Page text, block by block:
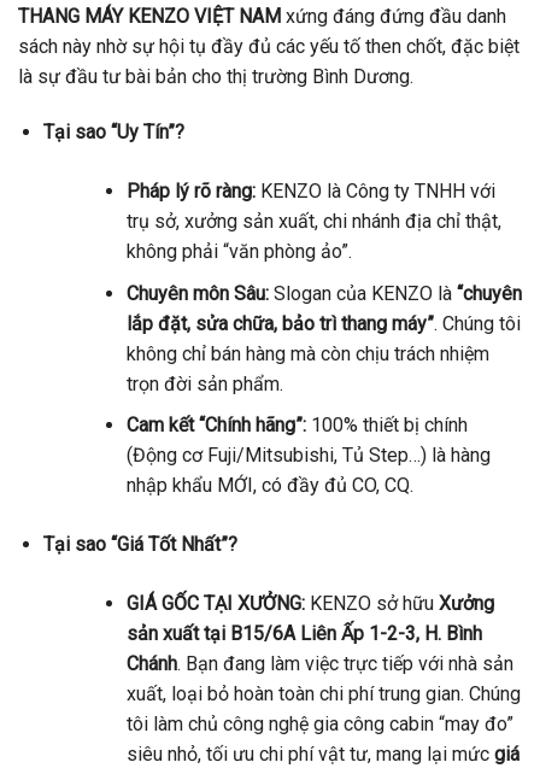
THANG MÁY KENZO VIỆT NAM xứng đáng đứng đầu danh
sách này nhờ sự hội tụ đầy đủ các yếu tố then chốt, đặc biệt
là sự đầu tư bài bản cho thị trường Bình Dương.
Tại sao “Uy Tín”?
Pháp lý rõ ràng:KENZO là Công ty TNHH với
trụ sở, xưởng sản xuất, chi nhánh địa chỉ thật,
không phải “văn phòng ảo”.
Chuyên môn Sâu:Slogan của KENZO là “chuyên
lắp đặt, sửa chữa, bảo trì thang máy”. Chúng tôi
không chỉ bán hàng mà còn chịu trách nhiệm
trọn đời sản phẩm.
Cam kết “Chính hãng”:100% thiết bị chính
(Động cơ Fuji/Mitsubishi, Tủ Step…) là hàng
nhập khẩu MỚI, có đầy đủ CO, CQ.
Tại sao “Giá Tốt Nhất”?
GIÁ GỐC TẠI XƯỞNG:KENZO sở hữu Xưởng
sản xuất tại B15/6A Liên Ấp 1-2-3, H. Bình
Chánh. Bạn đang làm việc trực tiếp với nhà sản
xuất, loại bỏ hoàn toàn chi phí trung gian. Chúng
tôi làm chủ công nghệ gia công cabin “may đo”
siêu nhỏ, tối ưu chi phí vật tư, mang lại mức giá